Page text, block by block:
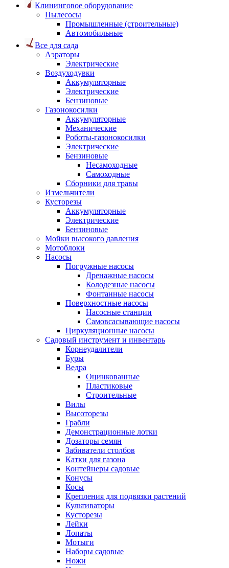
Клининговое оборудование
Пылесосы
Промышленные (строительные)
Автомобильные
Все для сада
Аэраторы
Электрические
Воздуходувки
Аккумуляторные
Электрические
Бензиновые
Газонокосилки
Аккумуляторные
Механические
Роботы-газонокосилки
Электрические
Бензиновые
Несамоходные
Самоходные
Сборники для травы
Измельчители
Кусторезы
Аккумуляторные
Электрические
Бензиновые
Мойки высокого давления
Мотоблоки
Насосы
Погружные насосы
Дренажные насосы
Колодезные насосы
Фонтанные насосы
Поверхностные насосы
Насосные станции
Самовсасывающие насосы
Циркуляционные насосы
Садовый инструмент и инвентарь
Корнеудалители
Буры
Ведра
Оцинкованные
Пластиковые
Строительные
Вилы
Высоторезы
Грабли
Демонстрационные лотки
Дозаторы семян
Забиватели столбов
Катки для газона
Контейнеры садовые
Конусы
Косы
Крепления для подвязки растений
Культиваторы
Кусторезы
Лейки
Лопаты
Мотыги
Наборы садовые
Ножи